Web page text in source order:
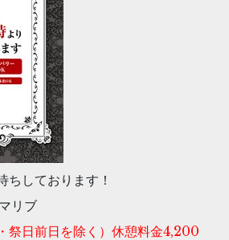
ちしております！
リブ
祭日前日を除く）休憩料金4,200